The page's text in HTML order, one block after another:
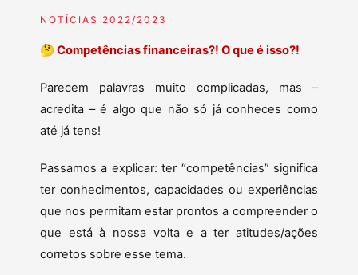
NOTÍCIAS 2022/2023
🤔 Competências financeiras?! O que é isso?!
Parecem palavras muito complicadas, mas –
acredita – é algo que não só já conheces como
até já tens!
Passamos a explicar: ter “competências” significa
ter conhecimentos, capacidades ou experiências
que nos permitam estar prontos a compreender o
que está à nossa volta e a ter atitudes/ações
corretos sobre esse tema.